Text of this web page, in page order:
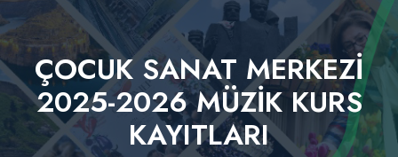
ÇOCUK SANAT MERKEZİ
2025-2026 MÜZİK KURS
KAYITLARI